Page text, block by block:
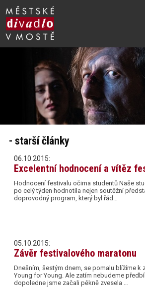
- starší články
06.10.2015:
Excelentní hodnocení a vítěz
Hodnocení festivalu očima studentů Naše
po celý týden hodnotila nejen soutěžní
doprovodný program, který byl řád…
05.10.2015:
Závěr festivalového maratonu
Dnešním, šestým dnem, se pomalu blížíme k
Young for Young. Ale zatím nebudeme
dopoledne jsme začali pěkně zvesela …